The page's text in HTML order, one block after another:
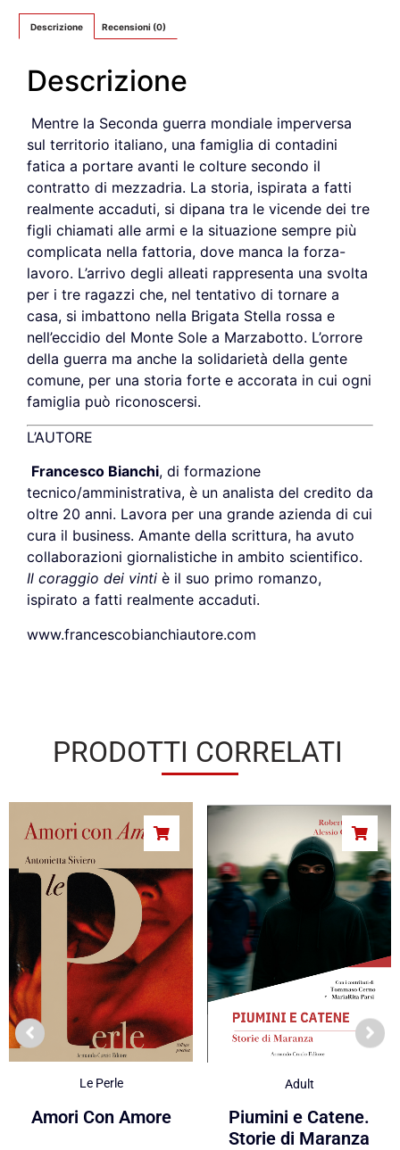
Descrizione Recensioni (0)
Descrizione
Mentre la Seconda guerra mondiale imperversa
sul territorio italiano, una famiglia di contadini
fatica a portare avanti le colture secondo il
contratto di mezzadria. La storia, ispirata a fatti
realmente accaduti, si dipana tra le vicende dei tre
figli chiamati alle armi e la situazione sempre più
complicata nella fattoria, dove manca la forza-
lavoro. L’arrivo degli alleati rappresenta una svolta
per i tre ragazzi che, nel tentativo di tornare a
casa, si imbattono nella Brigata Stella rossa e
nell’eccidio del Monte Sole a Marzabotto. L’orrore
della guerra ma anche la solidarietà della gente
comune, per una storia forte e accorata in cui ogni
famiglia può riconoscersi.
L’AUTORE
Francesco Bianchi, di formazione
tecnico/amministrativa, è un analista del credito da
oltre 20 anni. Lavora per una grande azienda di cui
cura il business. Amante della scrittura, ha avuto
collaborazioni giornalistiche in ambito scientifico.
Il coraggio dei vinti è il suo primo romanzo,
ispirato a fatti realmente accaduti.
www.francescobianchiautore.com
PRODOTTI CORRELATI
Le Perle
Amori Con Amore
Adult
Piumini e Catene.
Storie di Maranza